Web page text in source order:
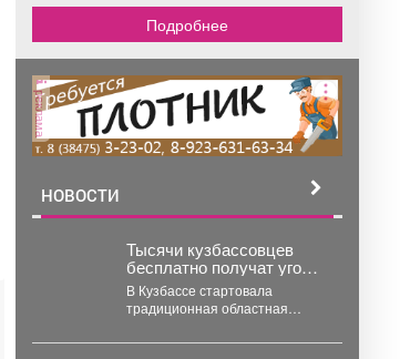
Подробнее
реклама
НОВОСТИ
Тысячи кузбассовцев
бесплатно получат уголь
- подробности
В Кузбассе стартовала
традиционная областная
благотворительным углем. Так,